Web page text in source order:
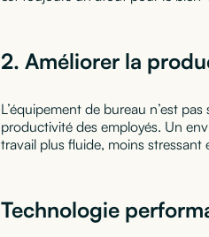
2. Améliorer la
L’équipement de bureau n’est
productivité des employés. Un
travail plus fluide, moins stressant
Technologie